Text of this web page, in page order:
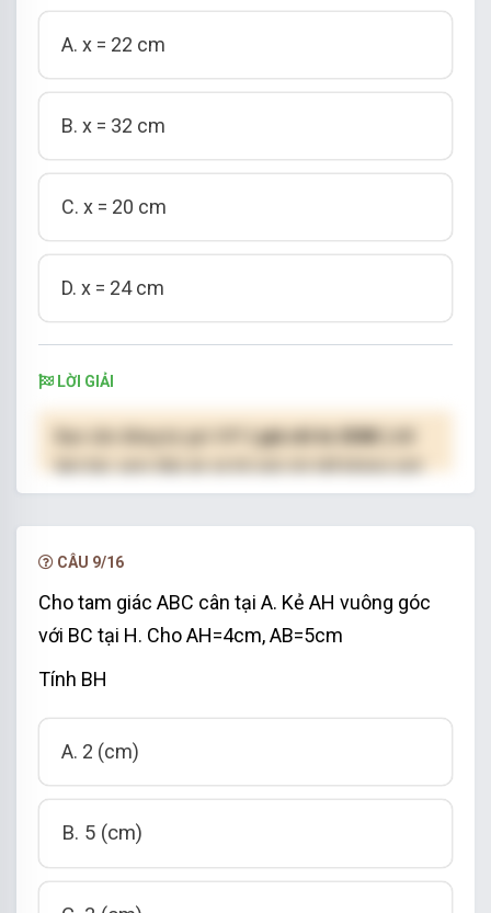
A. x = 22 cm
B. x = 32 cm
C. x = 20 cm
D. x = 24 cm
LỜI GIẢI
( giá chỉ từ 250K )
làm bài, xem đáp án và lời giải chi tiết không giới
hạn.
CÂU 9/16
Cho tam giác ABC cân tại A. Kẻ AH vuông góc
với BC tại H. Cho AH=4cm, AB=5cm
Tính BH
A. 2 (cm)
B. 5 (cm)